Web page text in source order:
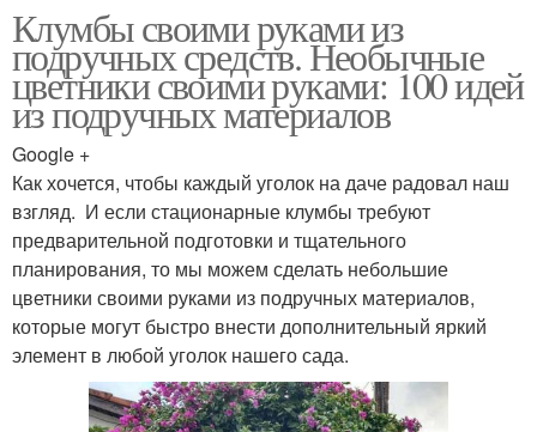
Клумбы своими руками из
подручных средств. Необычные
цветники своими руками: 100 идей
из подручных материалов
Google +
Как хочется, чтобы каждый уголок на даче радовал наш
взгляд. И если стационарные клумбы требуют
предварительной подготовки и тщательного
планирования, то мы можем сделать небольшие
цветники своими руками из подручных материалов,
которые могут быстро внести дополнительный яркий
элемент в любой уголок нашего сада.